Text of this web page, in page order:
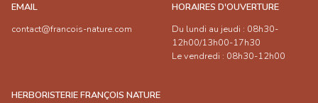
EMAIL
contact@francois-nature.com
HORAIRES D'OUVERTURE
Du lundi au jeudi : 08h30-
12h00/13h00-17h30
Le vendredi : 08h30-12h00
HERBORISTERIE FRANÇOIS NATURE